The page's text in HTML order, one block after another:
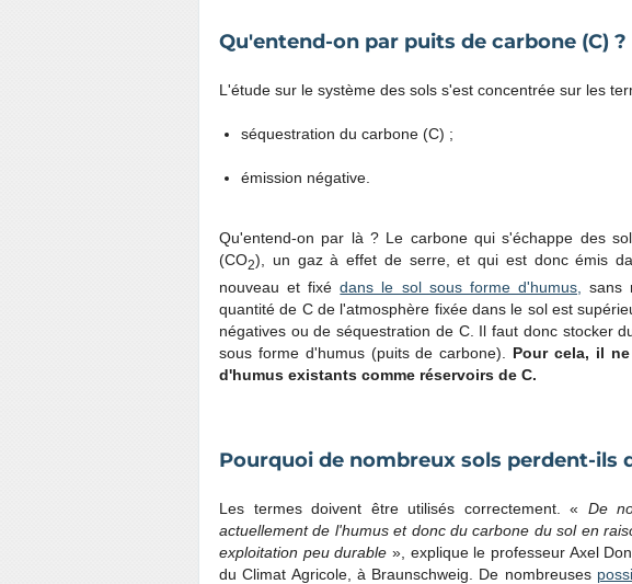
Qu'entend-on par puits de carbone (C) ?
L'étude sur le système des sols s'est concentrée sur les
séquestration du carbone (C) ;
émission négative.
Qu'entend-on par là ? Le carbone qui s'échappe des
(CO2), un gaz à effet de serre, et qui est donc émis
nouveau et fixédans le sol sous forme d'humus,
sans
quantité de C de l'atmosphère fixée dans le sol est
négatives ou de séquestration de C. Il faut donc stocker
sous forme d'humus (puits de carbone). Pour cela, il
d'humus existants comme réservoirs de C.
Pourquoi de nombreux sols perdent-ils
Les termes doivent être utilisés correctement. « De
actuellement de l'humus et donc du carbone du sol en
exploitation peu durable », explique le professeur Axel
du Climat Agricole, à Braunschweig. De nombreuses